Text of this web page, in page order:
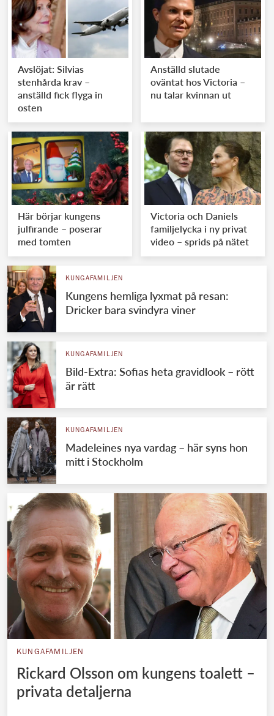
Avslöjat: Silvias
stenhårda krav –
anställd fick flyga in
osten
Anställd slutade
oväntat hos Victoria –
nu talar kvinnan ut
Här börjar kungens
julfirande – poserar
med tomten
Victoria och Daniels
familjelycka i ny privat
video – sprids på nätet
KUNGAFAMILJEN
Kungens hemliga lyxmat på resan:
Dricker bara svindyra viner
KUNGAFAMILJEN
Bild-Extra: Sofias heta gravidlook – rött
är rätt
KUNGAFAMILJEN
Madeleines nya vardag – här syns hon
mitt i Stockholm
KUNGAFAMILJEN
Rickard Olsson om kungens toalett –
privata detaljerna